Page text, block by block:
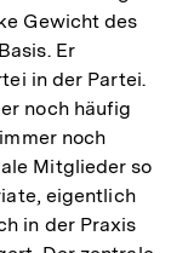
Gewicht des
Er
in der Partei.
noch häufig
noch
Mitglieder so
eigentlich
in der Praxis